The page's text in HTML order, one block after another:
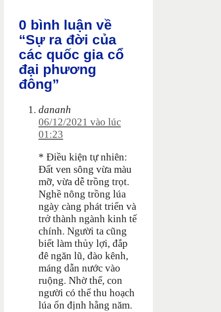
0 bình luận về
“Sự ra đời của
các quốc gia cổ
đại phương
đông”
dananh
06/12/2021 vào lúc
01:23
* Điều kiện tự nhiên:
Đất ven sông vừa màu
mỡ, vừa dễ trồng trọt.
Nghề nông trồng lúa
ngày càng phát triển và
trở thành ngành kinh tế
chính. Người ta cũng
biết làm thủy lợi, đắp
đê ngăn lũ, đào kênh,
máng dẫn nước vào
ruộng. Nhờ thế, con
người có thể thu hoạch
lúa ổn định hằng năm.